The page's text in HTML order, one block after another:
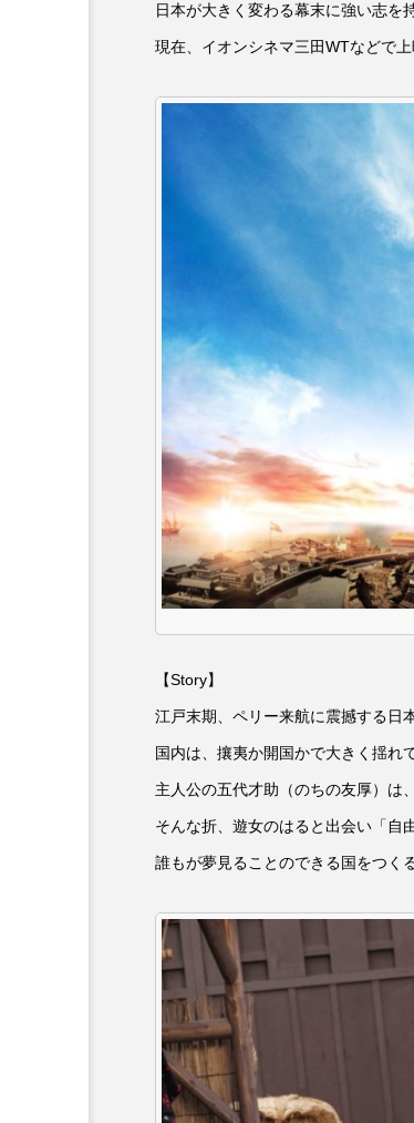
2025年度
6月号
DEPARTURES
IT’S OKAY！
lets追求the牛肉
ROKKO 森の音ミュ
SUNSUNキッズ
Yukoの子連れハワイ
あかしあ台小学校
かしこいグレーテル
日本が大きく変わる幕末に強い志を
現在、イオンシネマ三田WTなどで上
【Story】
江戸末期、ペリー来航に震撼する日本
国内は、攘夷か開国かで大きく揺れ
主人公の五代才助（のちの友厚）は
そんな折、遊女のはると出会い「自
誰もが夢見ることのできる国をつく